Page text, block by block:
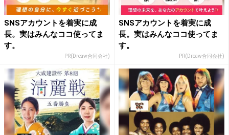
SNSアカウントを着実に成
長。実はみんなココ使ってま
す。
PR(Dreaw合同会社)
SNSアカウントを着実に成
長。実はみんなココ使ってま
す。
PR(Dreaw合同会社)